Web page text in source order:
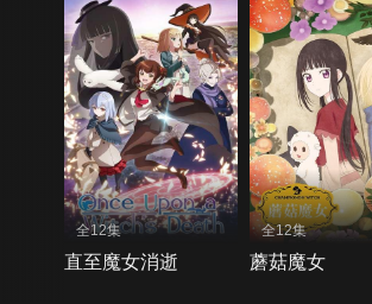
全12集
直至魔女消逝
全12集
蘑菇魔女